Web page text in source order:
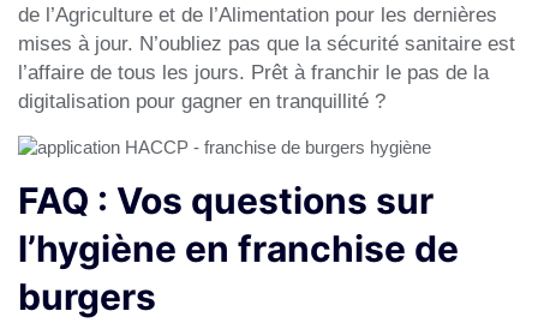
de l’Agriculture et de l’Alimentation pour les dernières
mises à jour. N’oubliez pas que la sécurité sanitaire est
l’affaire de tous les jours. Prêt à franchir le pas de la
digitalisation pour gagner en tranquillité ?
FAQ : Vos questions sur
l’hygiène en franchise de
burgers